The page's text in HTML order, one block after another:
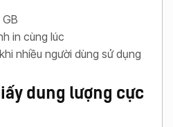
in cùng lúc
nhiều người dùng sử dụng
dung lượng cực